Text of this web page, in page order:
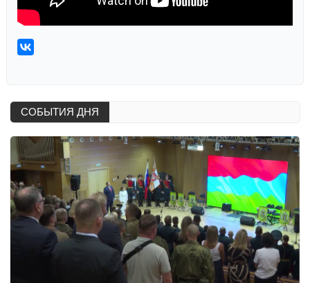
СОБЫТИЯ ДНЯ